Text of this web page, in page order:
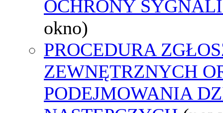
OCHRONY
okno)
PROCEDURA
ZEWNĘTRZNYCH
PODEJMOWANIA